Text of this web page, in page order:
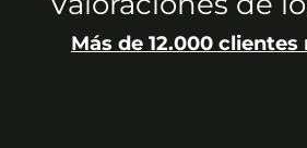
Más de 12.000 clientes